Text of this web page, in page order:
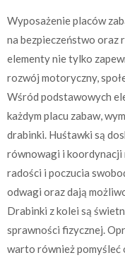
Wyposażenie placów
na bezpieczeństwo oraz
elementy nie tylko
rozwój motoryczny,
Wśród podstawowych
każdym placu zabaw,
drabinki. Huśtawki są
równowagi i koordynacji
radości i poczucia
odwagi oraz dają
Drabinki z kolei są
sprawności fizycznej.
warto również pomyśleć